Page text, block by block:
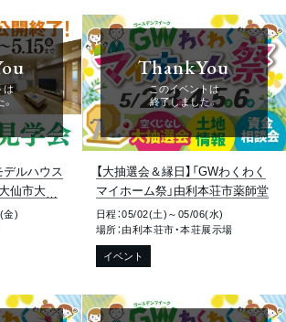
は
デルハウス
仙市大曲
金)
ThankYou
このイベントは
終了しました。
【大抽選会＆縁日】「GWわくわく
マイホーム祭」由利本荘市薬師堂
日程：05/02(土)～05/06(水)
場所：由利本荘市・本荘展示場
イベント